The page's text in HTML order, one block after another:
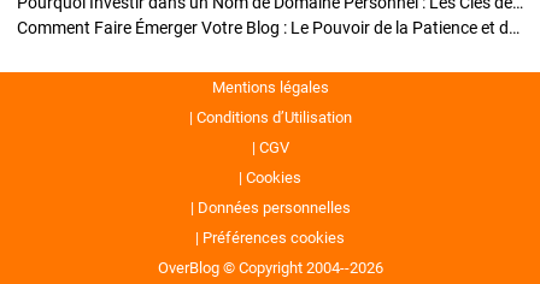
Comment Faire Émerger Votre Blog : Le Pouvoir de la Patience et de la Persévérance
Mentions légales
Conditions d’Utilisation
CGV
Cookies
Données personnelles
Préférences cookies
OverBlog © Copyright 2004--2026